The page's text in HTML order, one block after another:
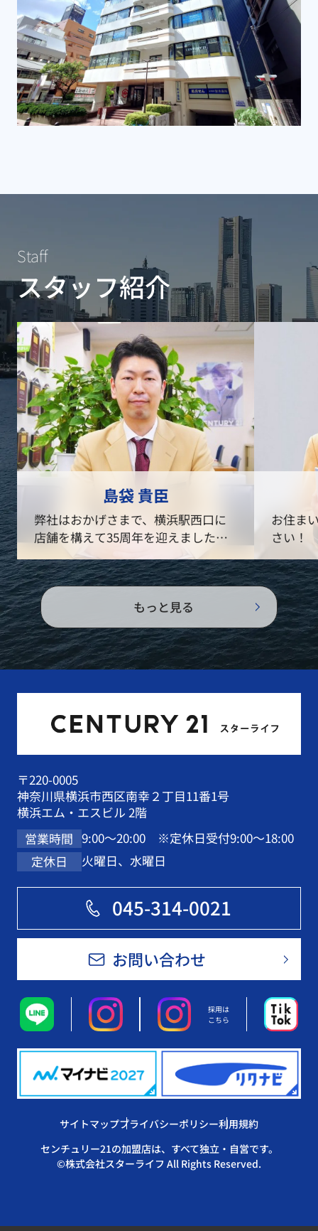
Staff
スタッフ紹介
島袋 貴臣
弊社はおかげさまで、横浜駅西口に
店舗を構えて35周年を迎えました。
これからも『笑顔と感動を。』とい
う言葉を企業スローガンに掲げ、出
会ったすべての皆様に真心を届けら
れる会社になることを社員全員で目
指して参ります。
お住ま
さい！
もっと見る
〒220-0005
神奈川県横浜市西区南幸２丁目11番1号
横浜エム・エスビル 2階
営業時間 9:00～20:00 ※定休日受付9:00～18:00
定休日
火曜日、水曜日
045-314-0021
お問い合わせ
採用は
こちら
サイトマッププライバシーポリシー利用規約
センチュリー21の加盟店は、すべて独立・自営です。
©株式会社スターライフ All Rights Reserved.